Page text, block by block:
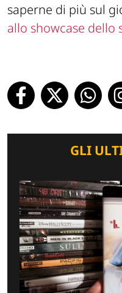
saperne di più sul
allo showcase dello
GLI